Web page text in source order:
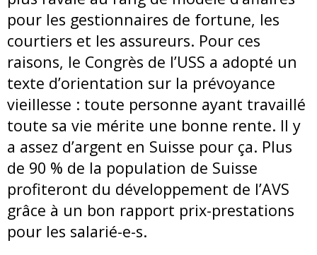
pour les gestionnaires de fortune, les
courtiers et les assureurs. Pour ces
raisons, le Congrès de l’USS a adopté un
texte d’orientation sur la prévoyance
vieillesse : toute personne ayant travaillé
toute sa vie mérite une bonne rente. Il y
a assez d’argent en Suisse pour ça. Plus
de 90 % de la population de Suisse
profiteront du développement de l’AVS
grâce à un bon rapport prix-prestations
pour les salarié-e-s.